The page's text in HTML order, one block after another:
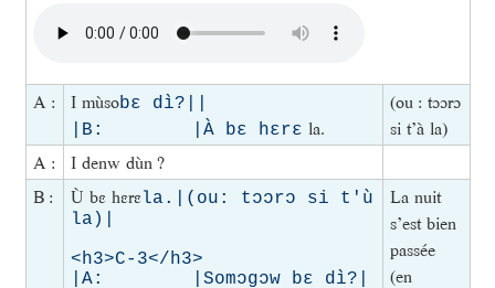
A : I mùsobɛ dì?||
|B:        |À bɛ hɛrɛ la.
(ou : tɔɔrɔ
si t’à la)
A :
I denw dùn ?
B :
Ù bɛ hɛrɛla.|(ou: tɔɔrɔ si t'ù
la)|
<h3>C-3</h3>
|A:        |Somɔgɔw bɛ dì?|
La nuit
s’est bien
passée
(en